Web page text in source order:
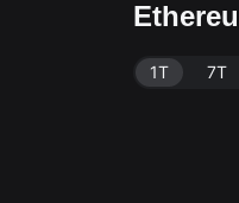
1T 7T